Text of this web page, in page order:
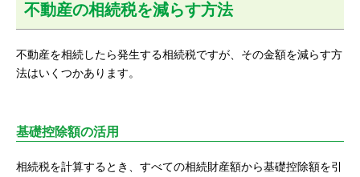
不動産の相続税を減らす方法
不動産を相続したら発生する相続税ですが、その金額を減らす方
法はいくつかあります。
基礎控除額の活用
相続税を計算するとき、すべての相続財産額から基礎控除額を引